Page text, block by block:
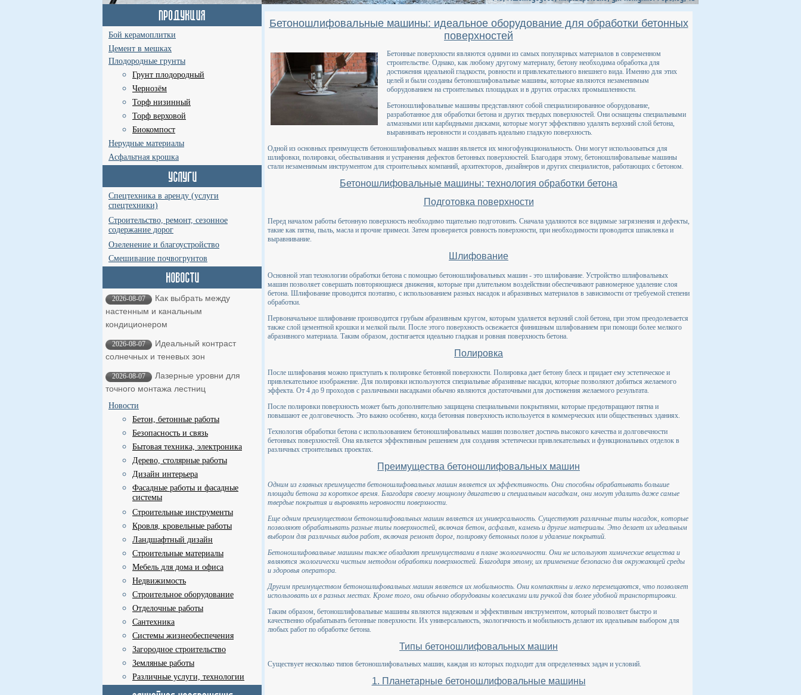
Бой керамоплитки
Цемент в мешках
Плодородные грунты
Грунт плодородный
Чернозём
Торф низинный
Торф верховой
Биокомпост
Нерудные материалы
Асфальтная крошка
Спецтехника в аренду (услуги
спецтехники)
Строительство, ремонт, сезонное
содержание дорог
Озеленение и благоустройство
Смешивание почвогрунтов
2026-08-07
Как выбрать между
настенным и канальным
кондиционером
2026-08-07
Идеальный контраст
солнечных и теневых зон
2026-08-07
Лазерные уровни для
точного монтажа лестниц
Новости
Бетон, бетонные работы
Безопасность и связь
Бытовая техника, электроника
Дерево, столярные работы
Дизайн интерьера
Фасадные работы и фасадные
системы
Строительные инструменты
Кровля, кровельные работы
Ландшафтный дизайн
Строительные материалы
Мебель для дома и офиса
Недвижимость
Строительное оборудование
Отделочные работы
Сантехника
Системы жизнеобеспечения
Загородное строительство
Земляные работы
Различные услуги, технологии
Бетоношлифовальные машины: идеальное оборудование для обработки бетонных
поверхностей
Бетонные поверхности являются одними из самых популярных материалов в современном
строительстве. Однако, как любому другому материалу, бетону необходима обработка для
достижения идеальной гладкости, ровности и привлекательного внешнего вида. Именно для этих
целей и были созданы бетоношлифовальные машины, которые являются незаменимым
оборудованием на строительных площадках и в других отраслях промышленности.
Бетоношлифовальные машины представляют собой специализированное оборудование,
разработанное для обработки бетона и других твердых поверхностей. Они оснащены специальными
алмазными или карбидными дисками, которые могут эффективно удалять верхний слой бетона,
выравнивать неровности и создавать идеально гладкую поверхность.
Одной из основных преимуществ бетоношлифовальных машин является их многофункциональность. Они могут использоваться для
шлифовки, полировки, обеспыливания и устранения дефектов бетонных поверхностей. Благодаря этому, бетоношлифовальные машины
стали незаменимым инструментом для строительных компаний, архитекторов, дизайнеров и других специалистов, работающих с бетоном.
Бетоношлифовальные машины: технология обработки бетона
Подготовка поверхности
Перед началом работы бетонную поверхность необходимо тщательно подготовить. Сначала удаляются все видимые загрязнения и дефекты,
такие как пятна, пыль, масла и прочие примеси. Затем проверяется ровность поверхности, при необходимости проводится шпаклевка и
выравнивание.
Шлифование
Основной этап технологии обработки бетона с помощью бетоношлифовальных машин - это шлифование. Устройство шлифовальных
машин позволяет совершать повторяющиеся движения, которые при длительном воздействии обеспечивают равномерное удаление слоя
бетона. Шлифование проводится поэтапно, с использованием разных насадок и абразивных материалов в зависимости от требуемой степени
обработки.
Первоначальное шлифование производится грубым абразивным кругом, которым удаляется верхний слой бетона, при этом преодолевается
также слой цементной крошки и мелкой пыли. После этого поверхность освежается финишным шлифованием при помощи более мелкого
абразивного материала. Таким образом, достигается идеально гладкая и ровная поверхность бетона.
Полировка
После шлифования можно приступать к полировке бетонной поверхности. Полировка дает бетону блеск и придает ему эстетическое и
привлекательное изображение. Для полировки используются специальные абразивные насадки, которые позволяют добиться желаемого
эффекта. От 4 до 9 проходов с различными насадками обычно являются достаточными для достижения желаемого результата.
После полировки поверхность может быть дополнительно защищена специальными покрытиями, которые предотвращают пятна и
повышают ее долговечность. Это важно особенно, когда бетонная поверхность используется в коммерческих или общественных зданиях.
Технология обработки бетона с использованием бетоношлифовальных машин позволяет достичь высокого качества и долговечности
бетонных поверхностей. Она является эффективным решением для создания эстетически привлекательных и функциональных отделок в
различных строительных проектах.
Преимущества бетоношлифовальных машин
Одним из главных преимуществ бетоношлифовальных машин является их эффективность. Они способны обрабатывать большие
площади бетона за короткое время. Благодаря своему мощному двигателю и специальным насадкам, они могут удалить даже самые
твердые покрытия и выровнять неровности поверхности.
Еще одним преимуществом бетоношлифовальных машин является их универсальность. Существуют различные типы насадок, которые
позволяют обрабатывать разные типы поверхностей, включая бетон, асфальт, камень и другие материалы. Это делает их идеальным
выбором для различных видов работ, включая ремонт дорог, полировку бетонных полов и удаление покрытий.
Бетоношлифовальные машины также обладают преимуществами в плане экологичности. Они не используют химические вещества и
являются экологически чистым методом обработки поверхностей. Благодаря этому, их применение безопасно для окружающей среды
и здоровья оператора.
Другим преимуществом бетоношлифовальных машин является их мобильность. Они компактны и легко перемещаются, что позволяет
использовать их в разных местах. Кроме того, они обычно оборудованы колесиками или ручкой для более удобной транспортировки.
Таким образом, бетоношлифовальные машины являются надежным и эффективным инструментом, который позволяет быстро и
качественно обрабатывать бетонные поверхности. Их универсальность, экологичность и мобильность делают их идеальным выбором для
любых работ по обработке бетона.
Типы бетоношлифовальных машин
Существует несколько типов бетоношлифовальных машин, каждая из которых подходит для определенных задач и условий.
1. Планетарные бетоношлифовальные машины